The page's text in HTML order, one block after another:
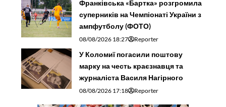
Франківська «Бартка» розгромила
суперників на Чемпіонаті України з
ампфутболу (ФОТО)
08/08/2026 18:27 Reporter
У Коломиї погасили поштову
марку на честь краєзнавця та
журналіста Василя Нагірного
08/08/2026 17:18 Reporter